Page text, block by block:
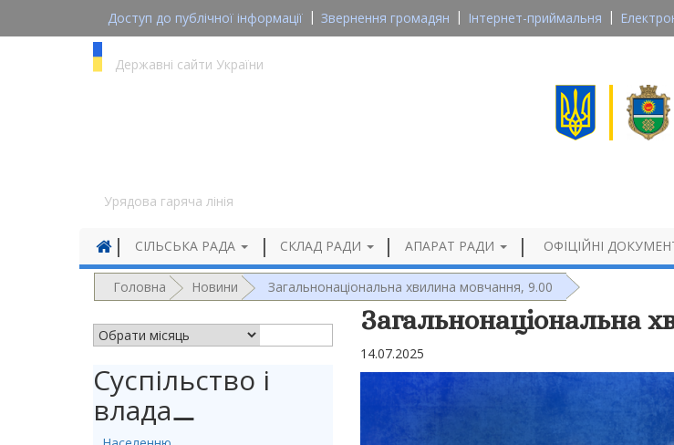
Доступ до публічної інформації Звернення громадян Інтернет-приймальня
Державні сайти України
Урядова гаряча лінія
СІЛЬСЬКА РАДА СКЛАД РАДИ АПАРАТ РАДИ ОФІЦІЙНІ
Головна Новини Загальнонаціональна хвилина мовчання, 9.00
АРХІВ НОВИН
Суспільство і
влада⚊
Загальнонаціональна
14.07.2025